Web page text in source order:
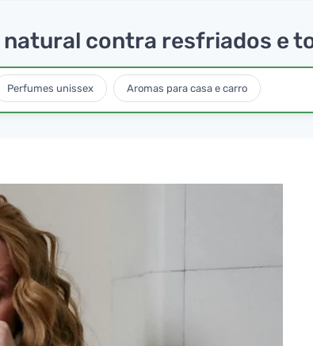
natural contra resfriados e
Perfumes unissex Aromas para casa e carro